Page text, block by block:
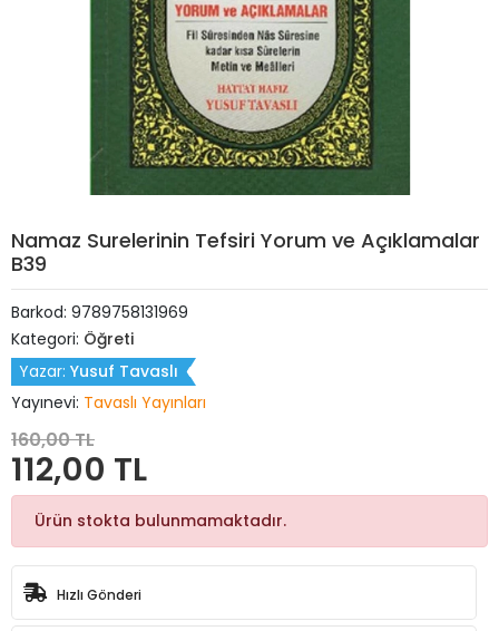
Namaz Surelerinin Tefsiri Yorum ve Açıklamalar
B39
Barkod: 9789758131969
Kategori: Öğreti
Yazar: Yusuf Tavaslı
Yayınevi: Tavaslı Yayınları
160,00 TL
112,00 TL
Ürün stokta bulunmamaktadır.
Hızlı Gönderi